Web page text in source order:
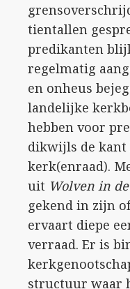
tientallen
predikanten
regelmatig
en onheus
landelijke
hebben voor
dikwijls de kant
kerk(enraad).
uit Wolven in
gekend in zijn
ervaart diepe
verraad. Er is
structuur waar